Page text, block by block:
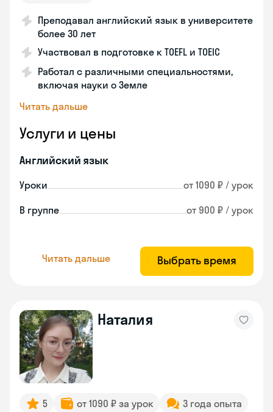
Преподавал английский язык в университете
более 30 лет
Участвовал в подготовке к TOEFL и TOEIC
Работал с различными специальностями,
включая науки о Земле
Читать дальше
Услуги и цены
Английский язык
Уроки от 1090 ₽ / урок
В группе от 900 ₽ / урок
Читать дальше Выбрать время
Наталия
5 от 1090 ₽ за урок
3 года опыта